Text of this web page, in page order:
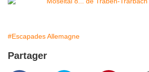
#Escapades Allemagne
Partager